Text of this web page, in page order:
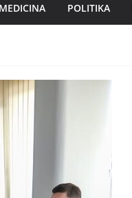
POLITIKA